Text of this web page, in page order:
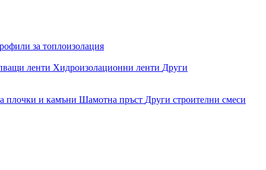
за топлоизолация
ленти Хидроизолационни ленти Други
плочки и камъни Шамотна пръст Други строителни смеси